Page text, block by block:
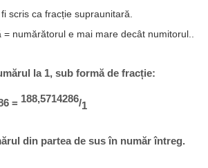
scris ca fracție supraunitară.
numărătorul e mai mare decât numitorul..
la 1, sub formă de fracție:
= 188,5714286/1
din partea de sus în număr întreg.